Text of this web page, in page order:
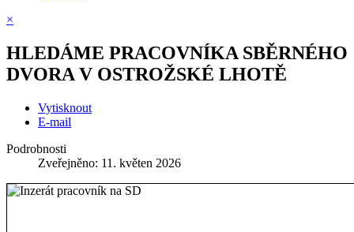
×
HLEDÁME PRACOVNÍKA SBĚRNÉHO
DVORA V OSTROŽSKÉ LHOTĚ
Vytisknout
E-mail
Podrobnosti
Zveřejněno: 11. květen 2026